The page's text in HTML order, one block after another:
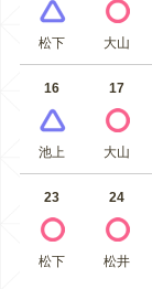
松下 大山
16
池上
17
大山
23
松下
24
松井